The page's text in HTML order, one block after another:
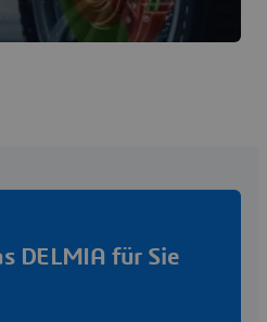
DELMIA für Sie